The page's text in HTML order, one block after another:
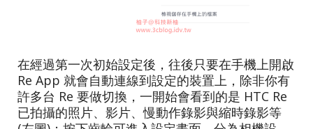
在經過第一次初始設定後，往後只要在手機上開啟
Re App 就會自動連線到設定的裝置上，除非你有
許多台 Re 要做切換，一開始會看到的是 HTC Re
已拍攝的照片、影片、慢動作錄影與縮時錄影等